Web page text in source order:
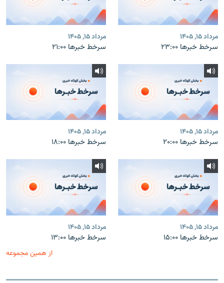
مرداد ۱۵, ۱۴۰۵
سرخط خبرها ۲۳:۰۰
مرداد ۱۵, ۱۴۰۵
سرخط خبرها ۲۱:۰۰
مرداد ۱۵, ۱۴۰۵
سرخط خبرها ۲۰:۰۰
مرداد ۱۵, ۱۴۰۵
سرخط خبرها ۱۸:۰۰
مرداد ۱۵, ۱۴۰۵
سرخط خبرها ۱۵:۰۰
مرداد ۱۵, ۱۴۰۵
سرخط خبرها ۱۳:۰۰
از همین مجموعه